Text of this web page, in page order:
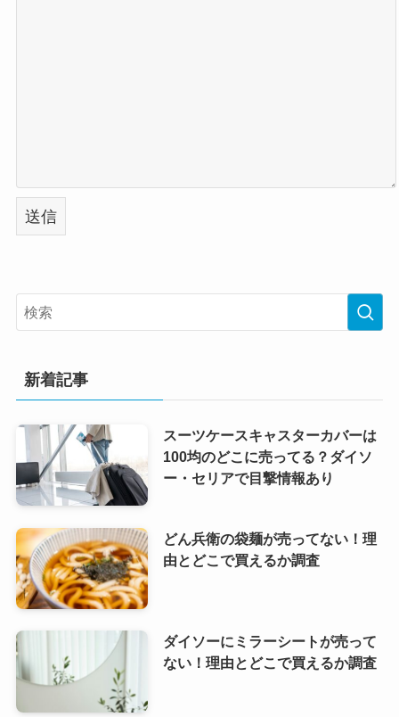
新着記事
スーツケースキャスターカバーは
100均のどこに売ってる？ダイソ
ー・セリアで目撃情報あり
どん兵衛の袋麺が売ってない！理
由とどこで買えるか調査
ダイソーにミラーシートが売って
ない！理由とどこで買えるか調査